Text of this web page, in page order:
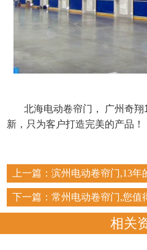
北海电动卷帘门， 广州奇翔
新，只为客户打造完美的产品！
上一篇： 滨州电动卷帘门,13年
下一篇： 常州电动卷帘门,您值
相关